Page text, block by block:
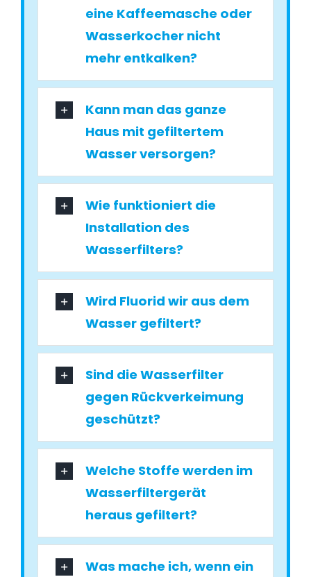
eine Kaffeemasche oder
Wasserkocher nicht
mehr entkalken?
Kann man das ganze
Haus mit gefiltertem
Wasser versorgen?
Wie funktioniert die
Installation des
Wasserfilters?
Wird Fluorid wir aus dem
Wasser gefiltert?
Sind die Wasserfilter
gegen Rückverkeimung
geschützt?
Welche Stoffe werden im
Wasserfiltergerät
heraus gefiltert?
Was mache ich, wenn ein